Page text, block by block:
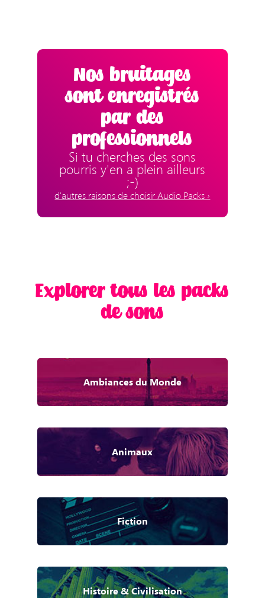
Nos bruitages
sont enregistrés
par des
professionnels
Si tu cherches des sons
pourris y'en a plein ailleurs
;-)
d'autres raisons de choisir Audio Packs ›
Explorer tous les packs
de sons
Ambiances du Monde
Animaux
Fiction
Histoire & Civilisation